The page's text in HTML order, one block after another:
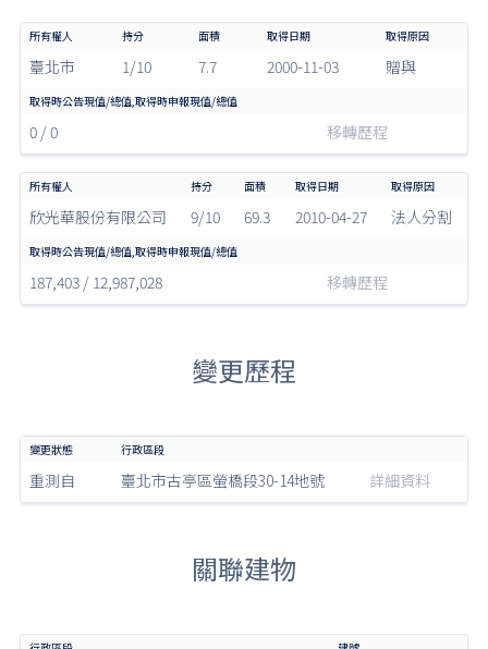
臺北市 1/10 7.7 2000-11-03 贈與
0 / 0 移轉歷程
欣光華股份有限公司 9/10 69.3 2010-04-27 法人分割
187,403 / 12,987,028 移轉歷程
變更歷程
重測自 臺北市古亭區螢橋段30-14地號 詳細資料
關聯建物